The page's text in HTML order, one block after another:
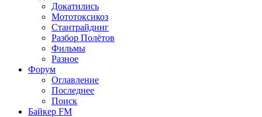
Докатились
Мототоксикоз
Стантрайдинг
Разбор Полётов
Фильмы
Разное
Форум
Оглавление
Последнее
Поиск
Байкер FM